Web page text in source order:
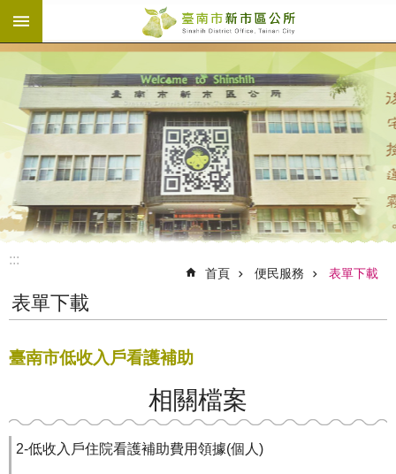
跳到主要內容區塊
:::
首頁 便民服務 表單下載
表單下載
臺南市低收入戶看護補助
相關檔案
2-低收入戶住院看護補助費用領據(個人)